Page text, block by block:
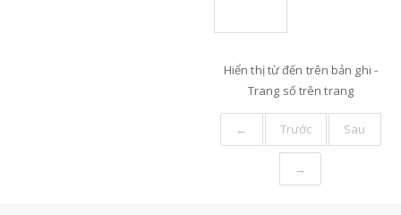
Hiển thị từđến trên bản ghi -
Trang số trêntrang
← Trước Sau
→